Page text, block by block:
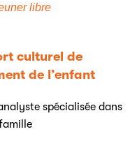
libre
culturel de
de l’enfant
spécialisée dans